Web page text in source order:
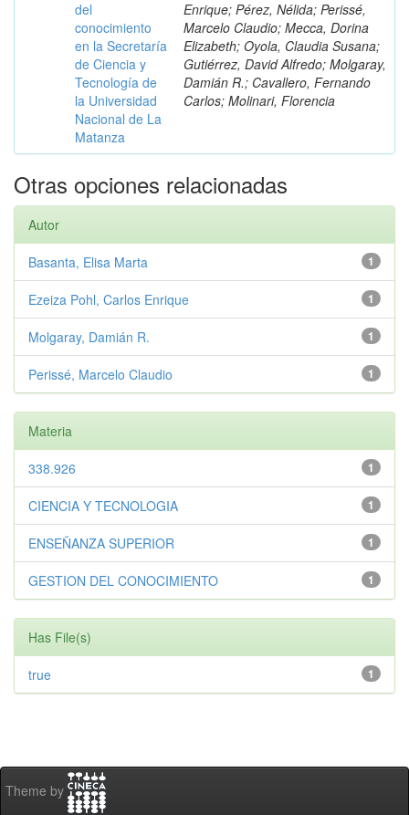
del
conocimiento
en la Secretaría
de Ciencia y
Tecnología de
la Universidad
Nacional de La
Matanza
Enrique; Pérez, Nélida; Perissé,
Marcelo Claudio; Mecca, Dorina
Elizabeth; Oyola, Claudia Susana;
Gutiérrez, David Alfredo; Molgaray,
Damián R.; Cavallero, Fernando
Carlos; Molinari, Florencia
Otras opciones relacionadas
Autor
1
Basanta, Elisa Marta
1
Ezeiza Pohl, Carlos Enrique
1
Molgaray, Damián R.
1
Perissé, Marcelo Claudio
Materia
1
338.926
1
CIENCIA Y TECNOLOGIA
1
ENSEÑANZA SUPERIOR
1
GESTION DEL CONOCIMIENTO
Has File(s)
1
true
Theme by